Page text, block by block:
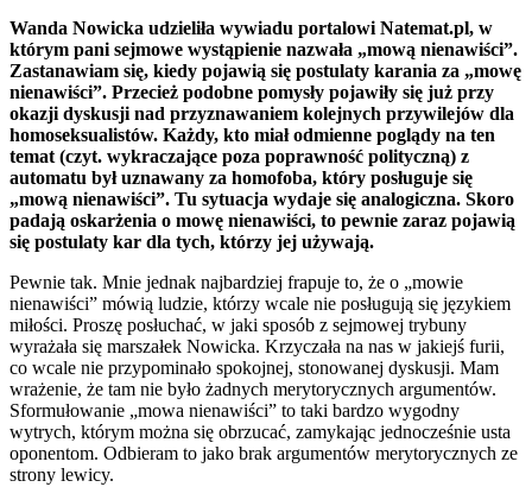
Wanda Nowicka udzieliła wywiadu portalowi Natemat.pl, w
którym pani sejmowe wystąpienie nazwała „mową nienawiści”.
Zastanawiam się, kiedy pojawią się postulaty karania za „mowę
nienawiści”. Przecież podobne pomysły pojawiły się już przy
okazji dyskusji nad przyznawaniem kolejnych przywilejów dla
homoseksualistów. Każdy, kto miał odmienne poglądy na ten
temat (czyt. wykraczające poza poprawność polityczną) z
automatu był uznawany za homofoba, który posługuje się
„mową nienawiści”. Tu sytuacja wydaje się analogiczna. Skoro
padają oskarżenia o mowę nienawiści, to pewnie zaraz pojawią
się postulaty kar dla tych, którzy jej używają.
Pewnie tak. Mnie jednak najbardziej frapuje to, że o „mowie
nienawiści” mówią ludzie, którzy wcale nie posługują się językiem
miłości. Proszę posłuchać, w jaki sposób z sejmowej trybuny
wyrażała się marszałek Nowicka. Krzyczała na nas w jakiejś furii,
co wcale nie przypominało spokojnej, stonowanej dyskusji. Mam
wrażenie, że tam nie było żadnych merytorycznych argumentów.
Sformułowanie „mowa nienawiści” to taki bardzo wygodny
wytrych, którym można się obrzucać, zamykając jednocześnie usta
oponentom. Odbieram to jako brak argumentów merytorycznych ze
strony lewicy.